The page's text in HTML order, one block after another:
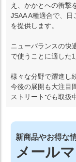
え、かかとへの衝撃
JSAA A種適合で、
を提供します。
ニューバランスの快
で使うことに適した
様々な分野で躍進し
今後の展開も大注目
ストリートでも取扱
新商品やお得な
メール